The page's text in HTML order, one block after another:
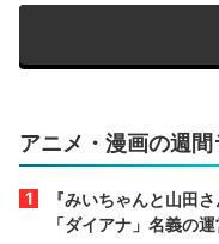
アニメ・漫画の週
『みいちゃんと山田
「ダイアナ」名義の